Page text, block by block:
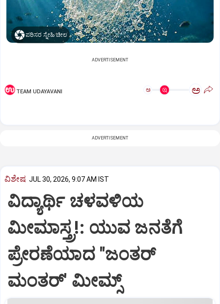
ಪರಿಸರ ಸ್ನೇಹಿ ಚೀಲ
ADVERTISEMENT
TEAM UDAYAVANI ಅ ಅ
ADVERTISEMENT
ವಿಶೇಷ JUL 30, 2026, 9:07 AM IST
ವಿದ್ಯಾರ್ಥಿ ಚಳವಳಿಯ
ಮೀಮಾಸ್ತ್ರ!: ಯುವ ಜನತೆಗೆ
ಪ್ರೇರಣೆಯಾದ "ಜಂತರ್‌
ಮಂತರ್‌' ಮೀಮ್ಸ್